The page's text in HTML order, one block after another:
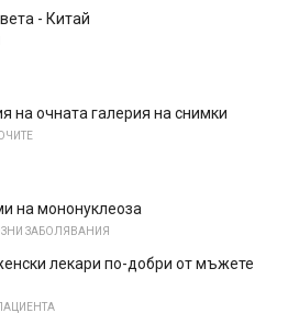
- Китай
на очната галерия на снимки
на мононуклеоза
ЗАБОЛЯВАНИЯ
лекари по-добри от мъжете